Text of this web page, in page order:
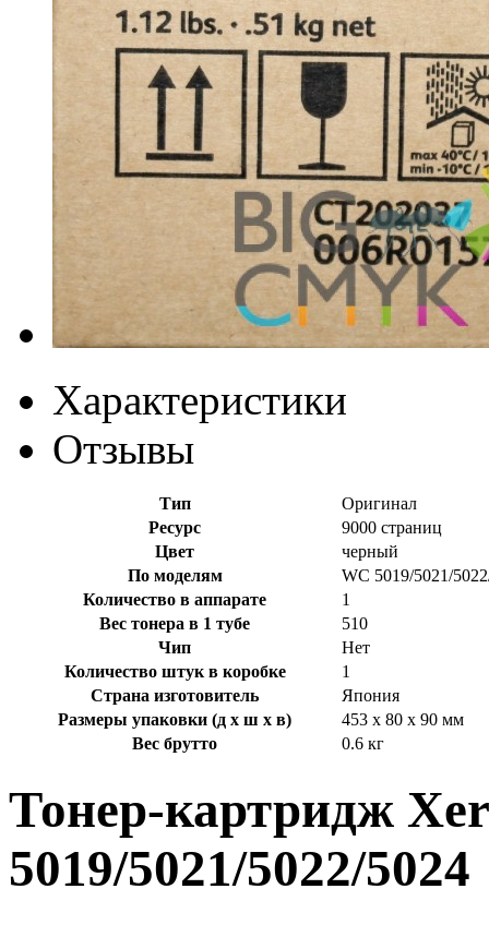
Характеристики
Отзывы
Тип
Оригинал
Ресурс
9000 страниц
Цвет
черный
По моделям
WC 5019/5021/
Количество в аппарате
1
Вес тонера в 1 тубе
510
Чип
Нет
Количество штук в коробке
1
Страна изготовитель
Япония
Размеры упаковки (д х ш х в)
453 x 80 x 90 мм
Вес брутто
0.6 кг
Тонер-картридж
5019/5021/5022/5024